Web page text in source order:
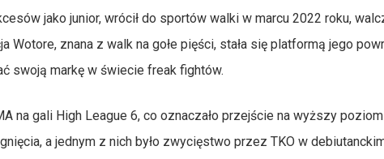
jako junior, wrócił do sportów walki w marcu 2022 roku,
Wotore, znana z walk na gołe pięści, stała się platformą jego
swoją markę w świecie freak fightów.
na gali High League 6, co oznaczało przejście na wyższy poziom
a jednym z nich było zwycięstwo przez TKO w